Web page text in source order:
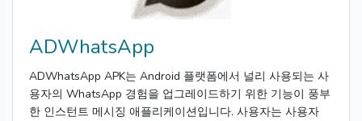
ADWhatsApp
ADWhatsApp APK는 Android 플랫폼에서 널리 사용되는 사
용자의 WhatsApp 경험을 업그레이드하기 위한 기능이 풍부
한 인스턴트 메시징 애플리케이션입니다. 사용자는 사용자